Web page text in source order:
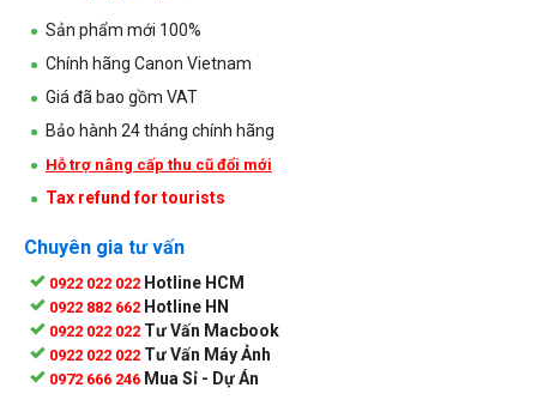
Sản phẩm mới 100%
Chính hãng Canon Vietnam
Giá đã bao gồm VAT
Bảo hành 24 tháng chính hãng
Hỗ trợ nâng cấp thu cũ đổi mới
Tax refund for tourists
Chuyên gia tư vấn
0922 022 022 Hotline HCM
0922 882 662 Hotline HN
0922 022 022 Tư Vấn Macbook
0922 022 022 Tư Vấn Máy Ảnh
0972 666 246 Mua Sỉ - Dự Án